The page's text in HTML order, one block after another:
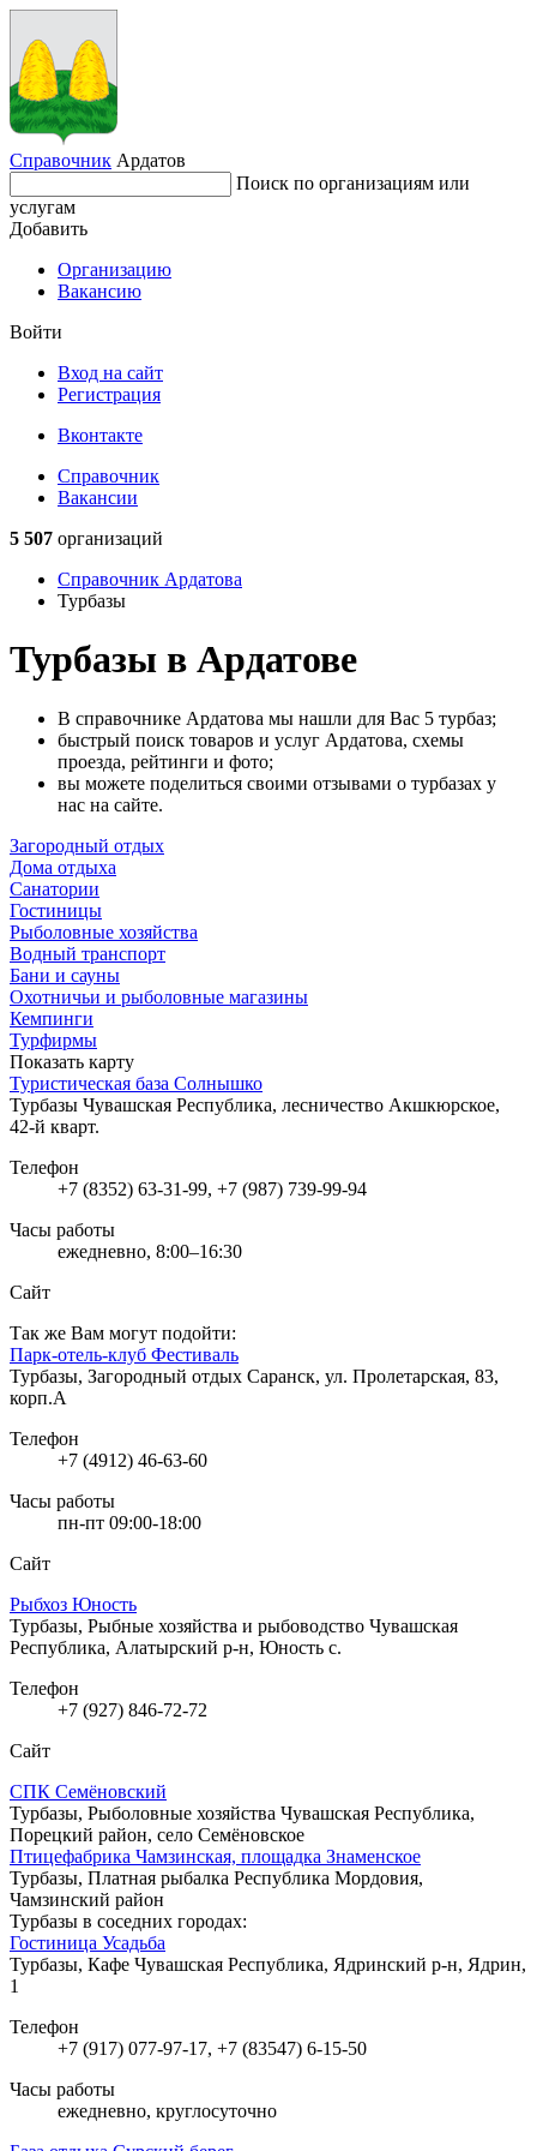
Справочник Ардатов
Поиск по организациям или
услугам
Добавить
Организацию
Вакансию
Войти
Вход на сайт
Регистрация
Вконтакте
Справочник
Вакансии
5 507 организаций
Справочник Ардатова
Турбазы
Турбазы в Ардатове
В справочнике Ардатова мы нашли для Вас 5 турбаз;
быстрый поиск товаров и услуг Ардатова, схемы
проезда, рейтинги и фото;
вы можете поделиться своими отзывами о турбазах у
нас на сайте.
Загородный отдых
Дома отдыха
Санатории
Гостиницы
Рыболовные хозяйства
Водный транспорт
Бани и сауны
Охотничьи и рыболовные магазины
Кемпинги
Турфирмы
Показать карту
Туристическая база Солнышко
Турбазы Чувашская Республика, лесничество Акшкюрское,
42-й кварт.
Телефон
+7 (8352) 63-31-99, +7 (987) 739-99-94
Часы работы
ежедневно, 8:00–16:30
Сайт
Так же Вам могут подойти:
Парк-отель-клуб Фестиваль
Турбазы, Загородный отдых Саранск, ул. Пролетарская, 83,
корп.А
Телефон
+7 (4912) 46-63-60
Часы работы
пн-пт 09:00-18:00
Сайт
Рыбхоз Юность
Турбазы, Рыбные хозяйства и рыбоводство Чувашская
Республика, Алатырский р-н, Юность с.
Телефон
+7 (927) 846-72-72
Сайт
СПК Семёновский
Турбазы, Рыболовные хозяйства Чувашская Республика,
Порецкий район, село Семёновское
Птицефабрика Чамзинская, площадка Знаменское
Турбазы, Платная рыбалка Республика Мордовия,
Чамзинский район
Турбазы в соседних городах:
Гостиница Усадьба
Турбазы, Кафе Чувашская Республика, Ядринский р-н, Ядрин,
1
Телефон
+7 (917) 077-97-17, +7 (83547) 6-15-50
Часы работы
ежедневно, круглосуточно